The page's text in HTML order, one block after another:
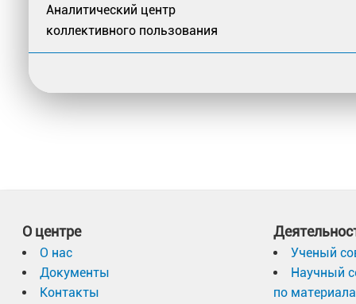
Аналитический центр
коллективного пользования
О центре
О нас
Документы
Контакты
Ученый
Научный
по